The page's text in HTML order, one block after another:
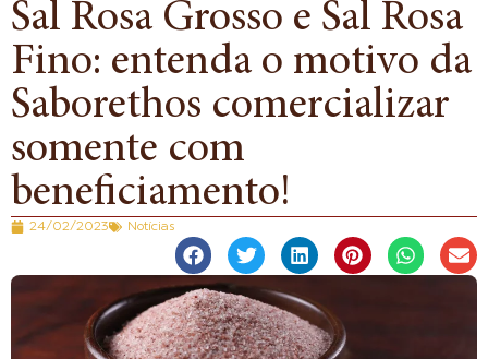
Sal Rosa Grosso e Sal Rosa
Fino: entenda o motivo da
Saborethos comercializar
somente com
beneficiamento!
24/02/2023 Notícias